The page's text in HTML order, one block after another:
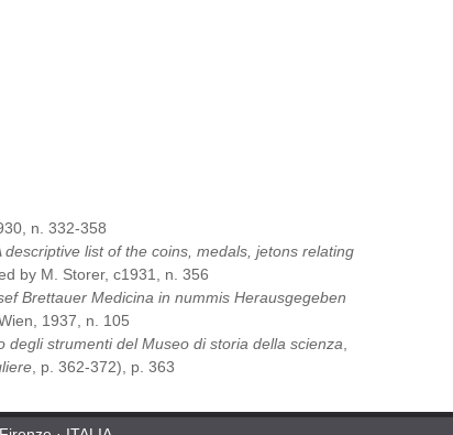
n. 332-358
descriptive list of the coins, medals, jetons relating
by M. Storer, c1931, n. 356
Brettauer Medicina in nummis Herausgegeben
Wien, 1937, n. 105
degli strumenti del Museo di storia della scienza
, p. 362-372), p. 363